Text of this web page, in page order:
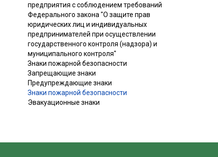
предприятия с соблюдением требований
Федерального закона "О защите прав
юридических лиц и индивидуальных
предпринимателей при осуществлении
государственного контроля (надзора) и
муниципального контроля"
Знаки пожарной безопасности
Запрещающие знаки
Предупреждающие знаки
Знаки пожарной безопасности
Эвакуационные знаки